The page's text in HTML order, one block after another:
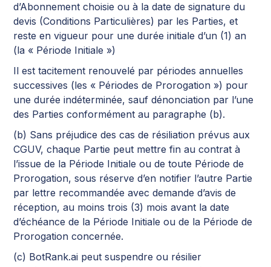
d’Abonnement choisie ou à la date de signature du
devis (Conditions Particulières) par les Parties, et
reste en vigueur pour une durée initiale d’un (1) an
(la « Période Initiale »)
Il est tacitement renouvelé par périodes annuelles
successives (les « Périodes de Prorogation ») pour
une durée indéterminée, sauf dénonciation par l’une
des Parties conformément au paragraphe (b).
(b) Sans préjudice des cas de résiliation prévus aux
CGUV, chaque Partie peut mettre fin au contrat à
l’issue de la Période Initiale ou de toute Période de
Prorogation, sous réserve d’en notifier l’autre Partie
par lettre recommandée avec demande d’avis de
réception, au moins trois (3) mois avant la date
d’échéance de la Période Initiale ou de la Période de
Prorogation concernée.
(c) BotRank.ai peut suspendre ou résilier